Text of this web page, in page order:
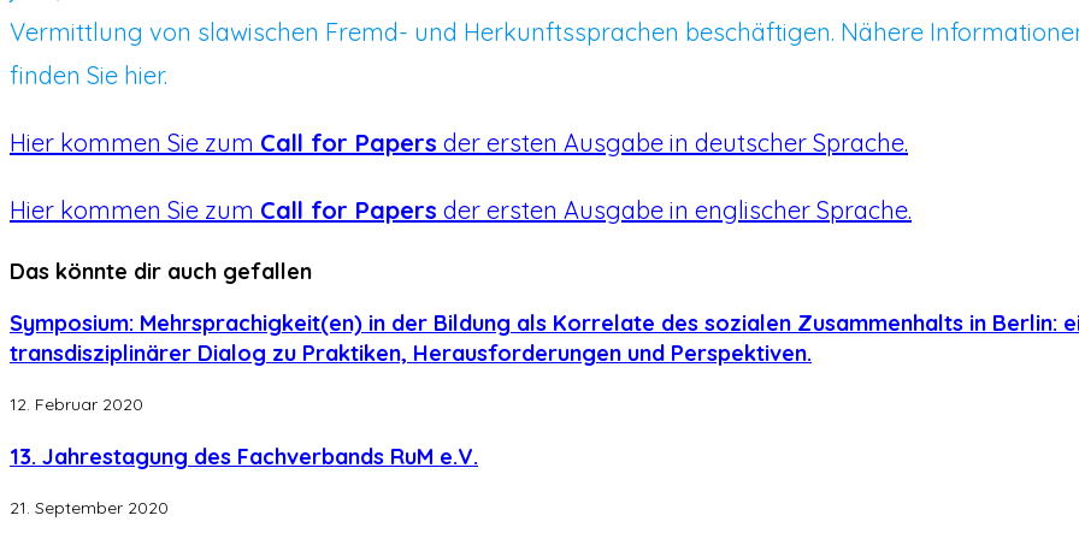
Vermittlung von slawischen Fremd- und Herkunftssprachen beschäftigen. Nähere
finden Sie hier.
Hier kommen Sie zum Call for Papers der ersten Ausgabe in deutscher Sprache.
Hier kommen Sie zum Call for Papers der ersten Ausgabe in englischer Sprache.
Das könnte dir auch gefallen
Symposium: Mehrsprachigkeit(en) in der Bildung als Korrelate des sozialen Zusammenhalts in Berlin:
transdisziplinärer Dialog zu Praktiken, Herausforderungen und Perspektiven.
12. Februar 2020
13. Jahrestagung des Fachverbands RuM e.V.
21. September 2020